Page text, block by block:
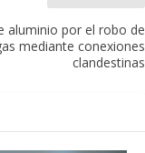
aluminio por el robo de
mediante conexiones
clandestinas